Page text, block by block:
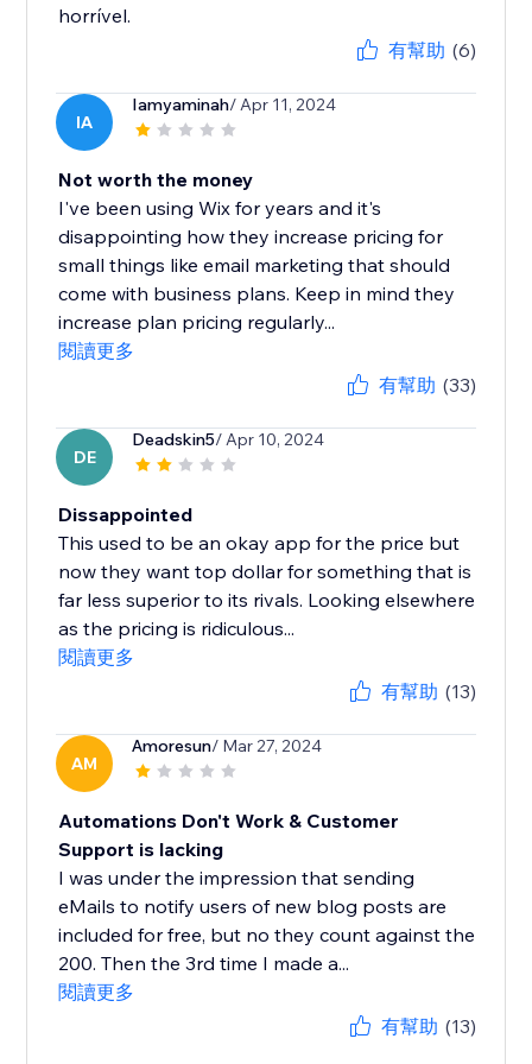
horrível.
有幫助 (6)
IA
Iamyaminah/ Apr 11, 2024
Not worth the money
I've been using Wix for years and it's
disappointing how they increase pricing for
small things like email marketing that should
come with business plans. Keep in mind they
increase plan pricing regularly...
閱讀更多
有幫助 (33)
DE
Deadskin5/ Apr 10, 2024
Dissappointed
This used to be an okay app for the price but
now they want top dollar for something that is
far less superior to its rivals. Looking elsewhere
as the pricing is ridiculous...
閱讀更多
有幫助 (13)
AM
Amoresun/ Mar 27, 2024
Automations Don't Work & Customer
Support is lacking
I was under the impression that sending
eMails to notify users of new blog posts are
included for free, but no they count against the
200. Then the 3rd time I made a...
閱讀更多
有幫助 (13)